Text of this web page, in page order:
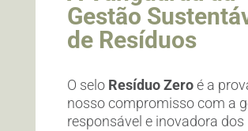
Gestão
de Resíduos
O selo Resíduo Zeroé a
nosso compromisso com a
responsável e inovadora dos